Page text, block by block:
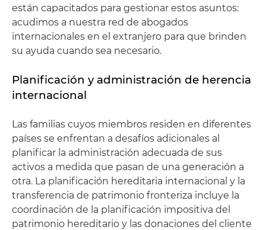
están capacitados para gestionar estos asuntos:
acudimos a nuestra red de abogados
internacionales en el extranjero para que brinden
su ayuda cuando sea necesario.
Planificación y administración de herencia
internacional
Las familias cuyos miembros residen en diferentes
países se enfrentan a desafíos adicionales al
planificar la administración adecuada de sus
activos a medida que pasan de una generación a
otra. La planificación hereditaria internacional y la
transferencia de patrimonio fronteriza incluye la
coordinación de la planificación impositiva del
patrimonio hereditario y las donaciones del cliente